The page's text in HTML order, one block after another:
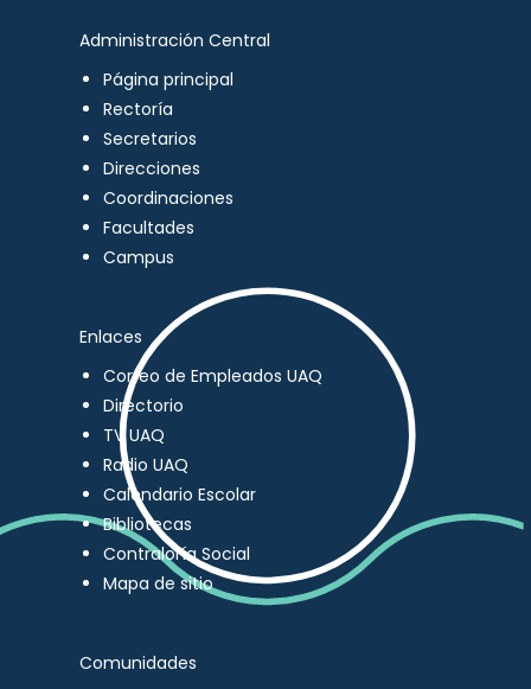
Administración Central
Página principal
Rectoría
Secretarios
Direcciones
Coordinaciones
Facultades
Campus
Enlaces
Correo de Empleados UAQ
Directorio
TV UAQ
Radio UAQ
Calendario Escolar
Bibliotecas
Contraloría Social
Mapa de sitio
Comunidades